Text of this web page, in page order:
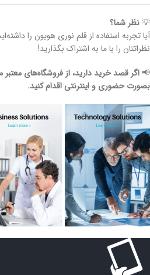
💡نظر شما؟
آیا تجربه استفاده از قلم نوری هویون را
نظراتتان را با ما به اشتراک بگذارید!
📢 اگر قصد خرید دارید، از فروشگاه‌های معتبر
بصورت حضوری و اینترنتی اقدام کنید.